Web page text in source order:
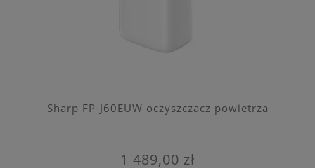
Sharp FP-J60EUW oczyszczacz powietrza
1 489,00 zł